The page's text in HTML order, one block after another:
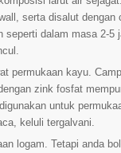
serta disalut
dalam masa 2-
permukaan kayu.
zink fosfat
untuk
keluli tergalvani.
logam. Tetapi anda